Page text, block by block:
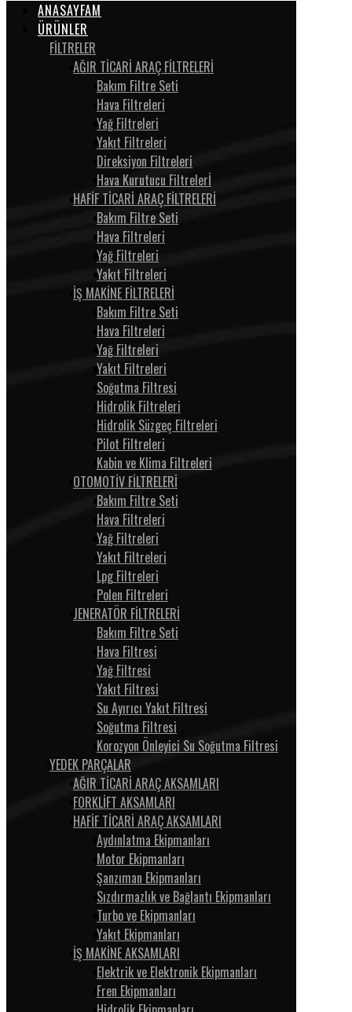
ANASAYFAM
ÜRÜNLER
FİLTRELER
AĞIR TİCARİ ARAÇ FİLTRELERİ
Bakım Filtre Seti
Hava Filtreleri
Yağ Filtreleri
Yakıt Filtreleri
Direksiyon Filtreleri
Hava Kurutucu Filtrelerİ
HAFİF TİCARİ ARAÇ FİLTRELERİ
Bakım Filtre Seti
Hava Filtreleri
Yağ Filtreleri
Yakıt Filtreleri
İŞ MAKİNE FİLTRELERİ
Bakım Filtre Seti
Hava Filtreleri
Yağ Filtreleri
Yakıt Filtreleri
Soğutma Filtresi
Hidrolik Filtreleri
Hidrolik Süzgeç Filtreleri
Pilot Filtreleri
Kabin ve Klima Filtreleri
OTOMOTİV FİLTRELERİ
Bakım Filtre Seti
Hava Filtreleri
Yağ Filtreleri
Yakıt Filtreleri
Lpg Filtreleri
Polen Filtreleri
JENERATÖR FİLTRELERİ
Bakım Filtre Seti
Hava Filtresi
Yağ Filtresi
Yakıt Filtresi
Su Ayırıcı Yakıt Filtresi
Soğutma Filtresi
Korozyon Önleyici Su Soğutma Filtresi
YEDEK PARÇALAR
AĞIR TİCARİ ARAÇ AKSAMLARI
FORKLİFT AKSAMLARI
HAFİF TİCARİ ARAÇ AKSAMLARI
Aydınlatma Ekipmanları
Motor Ekipmanları
Şanzıman Ekipmanları
Sızdırmazlık ve Bağlantı Ekipmanları
Turbo ve Ekipmanları
Yakıt Ekipmanları
İŞ MAKİNE AKSAMLARI
Elektrik ve Elektronik Ekipmanları
Fren Ekipmanları